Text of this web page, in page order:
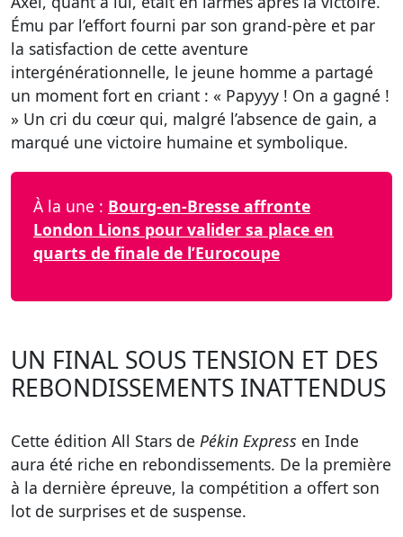
Ému par l’effort fourni par son grand-père et par
la satisfaction de cette aventure
intergénérationnelle, le jeune homme a partagé
un moment fort en criant : « Papyyy ! On a gagné !
» Un cri du cœur qui, malgré l’absence de gain, a
marqué une victoire humaine et symbolique.
À la une : Bourg-en-Bresse affronte
London Lions pour valider sa place en
quarts de finale de l’Eurocoupe
UN FINAL SOUS TENSION ET DES
REBONDISSEMENTS INATTENDUS
Cette édition All Stars de Pékin Express en Inde
aura été riche en rebondissements. De la première
à la dernière épreuve, la compétition a offert son
lot de surprises et de suspense.